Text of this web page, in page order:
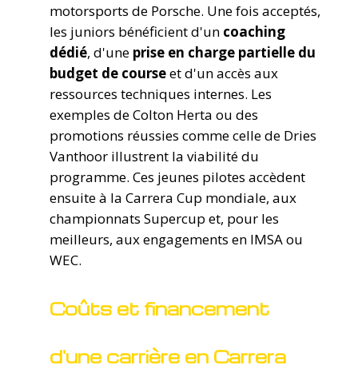
motorsports de Porsche. Une fois acceptés,
les juniors bénéficient d'un coaching
dédié, d'une prise en charge partielle du
budget de courseet d'un accès aux
ressources techniques internes. Les
exemples de Colton Herta ou des
promotions réussies comme celle de Dries
Vanthoor illustrent la viabilité du
programme. Ces jeunes pilotes accèdent
ensuite à la Carrera Cup mondiale, aux
championnats Supercup et, pour les
meilleurs, aux engagements en IMSA ou
WEC.
Coûts et financement
d'une carrière en Carrera